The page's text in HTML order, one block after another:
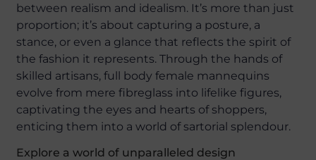
between realism and idealism. It’s more than just
proportion; it’s about capturing a posture, a
stance, or even a glance that reflects the spirit of
the fashion it represents. Through the hands of
skilled artisans, full body female mannequins
evolve from mere fibreglass into lifelike figures,
captivating the eyes and hearts of shoppers,
enticing them into a world of sartorial splendour.
Explore a world of unparalleled design